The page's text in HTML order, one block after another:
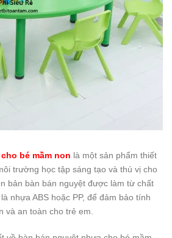
bé mầm non là một sản phẩm thiết
trường học tập sáng tạo và thú vị cho
bản bàn bán nguyệt được làm từ chất
nhựa ABS hoặc PP, để đảm bảo tính
và an toàn cho trẻ em.